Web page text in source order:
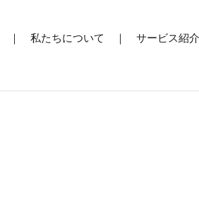
｜ 私たちについて ｜ サービス紹介